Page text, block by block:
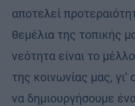
αποτελεί
θεμέλια της τοπικής
νεότητα είναι το
της κοινωνίας μας,
να δημιουργήσουμε